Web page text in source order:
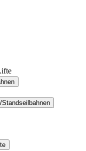
Standseilbahnen